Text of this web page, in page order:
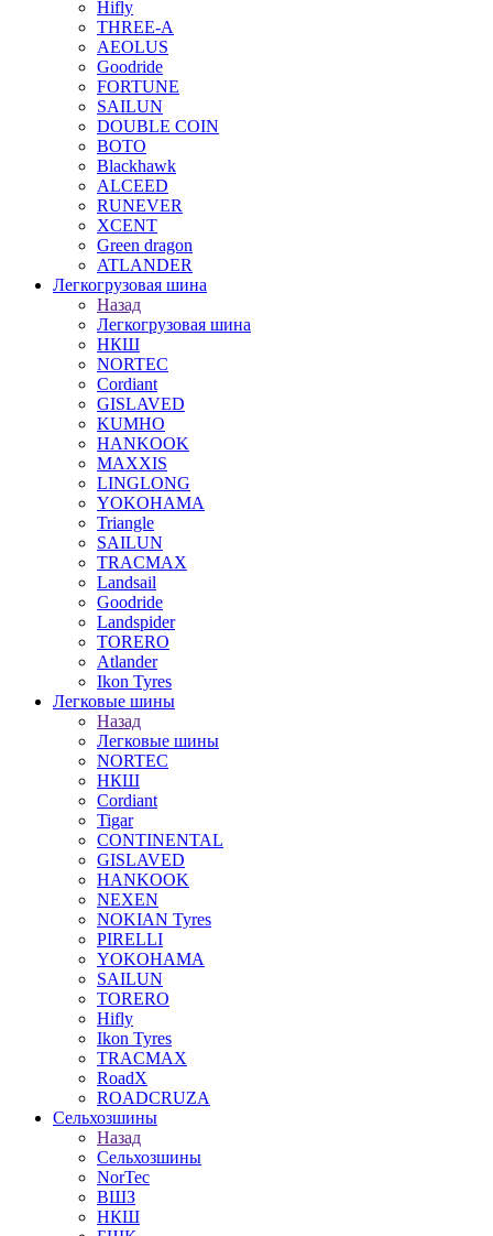
Hifly
THREE-A
AEOLUS
Goodride
FORTUNE
SAILUN
DOUBLE COIN
BOTO
Blackhawk
ALCEED
RUNEVER
XCENT
Green dragon
ATLANDER
Легкогрузовая шина
Назад
Легкогрузовая шина
НКШ
NORTEС
Cordiant
GISLAVED
KUMHO
HANKOOK
MAXXIS
LINGLONG
YOKOHAMA
Triangle
SAILUN
TRACMAX
Landsail
Goodride
Landspider
TORERO
Atlander
Ikon Tyres
Легковые шины
Назад
Легковые шины
NORTEС
НКШ
Cordiant
Tigar
CONTINENTAL
GISLAVED
HANKOOK
NEXEN
NOKIAN Tyres
PIRELLI
YOKOHAMA
SAILUN
TORERO
Hifly
Ikon Tyres
TRACMAX
RoadX
ROADCRUZA
Сельхозшины
Назад
Сельхозшины
NorTec
ВШЗ
НКШ